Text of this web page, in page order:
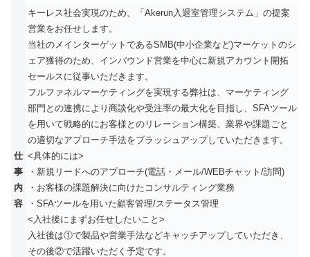
仕
事
内
容
キーレス社会実現のため、「Akerun入退室管理システム」の提案
営業をお任せします。
当社のメインターゲットであるSMB(中小企業など)マーケットのシ
ェア獲得のため、インバウンド営業を中心に新規アカウント開拓
セールスに従事いただきます。
フルファネルマーケティングを実現する弊社は、マーケティング
部門との連携により商談化や受注率の最大化を目指し、SFAツール
を用いて戦略的にお客様とのリレーション構築、業界や課題ごと
の適切なアプローチ手法をブラッシュアップしていただきます。
<具体的には>
・新規リードへのアプローチ(電話・メール/WEBチャット/訪問)
・お客様の課題解決に向けたコンサルティング業務
・SFAツールを用いた顧客管理/ステータス管理
<入社後にまずお任せしたいこと>
入社後は①で製品や営業手法などキャッチアップしていただき、
その後②で活躍いただく予定です。